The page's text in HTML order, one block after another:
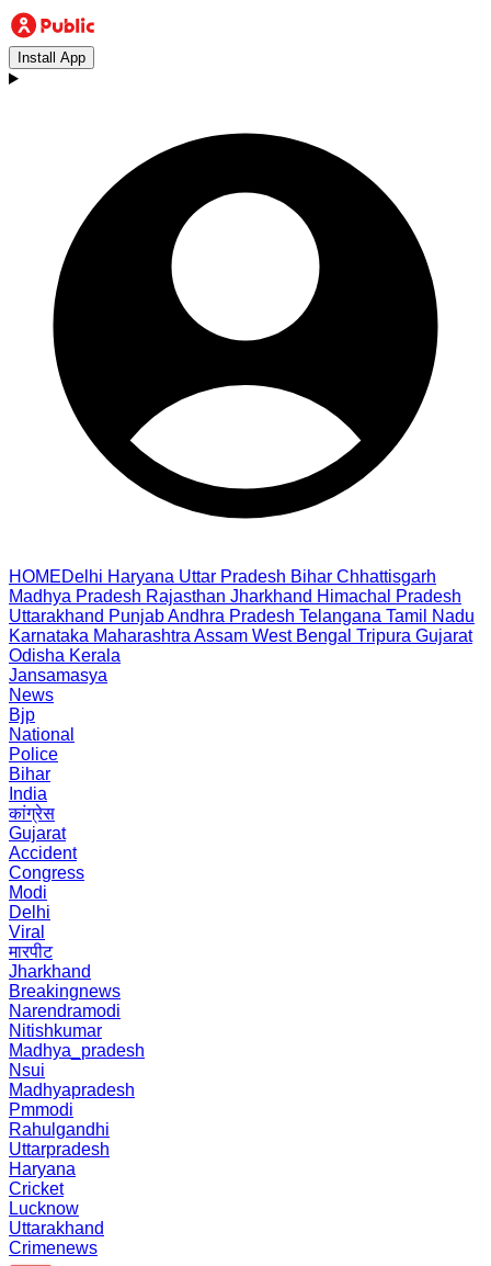
Install App
HOMEDelhi Haryana Uttar Pradesh Bihar Chhattisgarh
Madhya Pradesh Rajasthan Jharkhand Himachal Pradesh
Uttarakhand PunjabAndhra Pradesh Telangana Tamil Nadu
Karnataka Maharashtra Assam West Bengal Tripura Gujarat
Odisha Kerala
Jansamasya
News
Bjp
National
Police
Bihar
India
कांग्रेस
Gujarat
Accident
Congress
Modi
Delhi
Viral
मारपीट
Jharkhand
Breakingnews
Narendramodi
Nitishkumar
Madhya_pradesh
Nsui
Madhyapradesh
Pmmodi
Rahulgandhi
Uttarpradesh
Haryana
Cricket
Lucknow
Uttarakhand
Crimenews